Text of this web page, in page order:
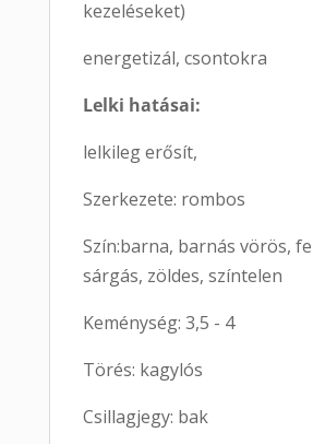
kezeléseket)
energetizál, csontokra
Lelki hatásai:
lelkileg erősít,
Szerkezete: rombos
Szín:barna, barnás vörös,
sárgás, zöldes, színtelen
Keménység: 3,5 - 4
Törés: kagylós
Csillagjegy: bak